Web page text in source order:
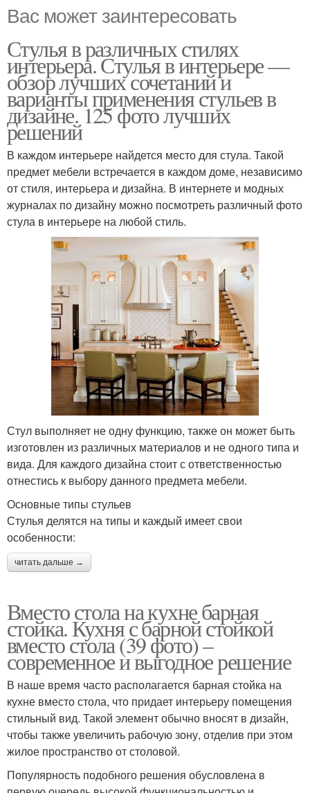
Вас может заинтересовать
Стулья в различных стилях
интерьера. Стулья в интерьере —
обзор лучших сочетаний и
варианты применения стульев в
дизайне. 125 фото лучших
решений
В каждом интерьере найдется место для стула. Такой
предмет мебели встречается в каждом доме, независимо
от стиля, интерьера и дизайна. В интернете и модных
журналах по дизайну можно посмотреть различный фото
стула в интерьере на любой стиль.
Стул выполняет не одну функцию, также он может быть
изготовлен из различных материалов и не одного типа и
вида. Для каждого дизайна стоит с ответственностью
отнестись к выбору данного предмета мебели.
Основные типы стульев
Стулья делятся на типы и каждый имеет свои
особенности:
читать дальше →
Вместо стола на кухне барная
стойка. Кухня с барной стойкой
вместо стола (39 фото) –
современное и выгодное решение
В наше время часто располагается барная стойка на
кухне вместо стола, что придает интерьеру помещения
стильный вид. Такой элемент обычно вносят в дизайн,
чтобы также увеличить рабочую зону, отделив при этом
жилое пространство от столовой.
Популярность подобного решения обусловлена в